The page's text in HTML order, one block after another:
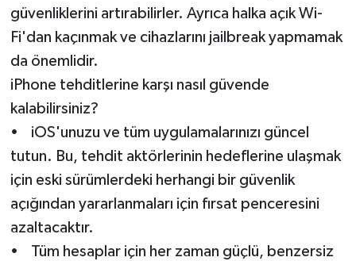
güvenliklerini artırabilirler. Ayrıca halka açık Wi-
Fi'dan kaçınmak ve cihazlarını jailbreak yapmamak
da önemlidir.
iPhone tehditlerine karşı nasıl güvende
kalabilirsiniz?
• iOS'unuzu ve tüm uygulamalarınızı güncel
tutun. Bu, tehdit aktörlerinin hedeflerine ulaşmak
için eski sürümlerdeki herhangi bir güvenlik
açığından yararlanmaları için fırsat penceresini
azaltacaktır.
• Tüm hesaplar için her zaman güçlü, benzersiz